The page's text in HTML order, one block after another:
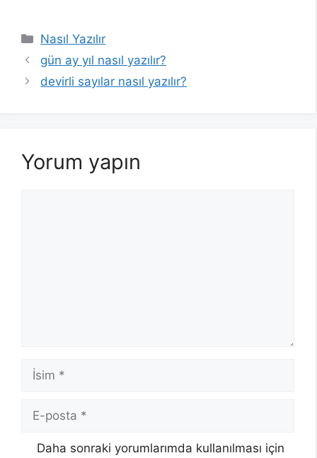
Kategoriler
Nasıl Yazılır
gün ay yıl nasıl yazılır?
devirli sayılar nasıl yazılır?
Yorum yapın
İsim
posta
Daha sonraki yorumlarımda kullanılması için